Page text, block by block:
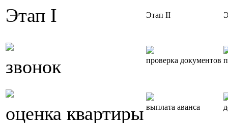
Этап I
Этап II
звонок проверка документов
оценка квартиры выплата аванса